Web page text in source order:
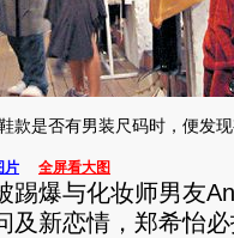
款是否有男装尺码时，便发
片 全屏看大图
爆与化妆师男友
及新恋情，郑希怡